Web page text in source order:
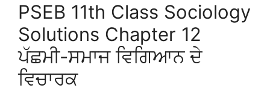
PSEB 11th Class Sociology
Solutions Chapter 12
ਪੱਛਮੀ-ਸਮਾਜ ਵਿਗਿਆਨ ਦੇ
ਵਿਚਾਰਕ